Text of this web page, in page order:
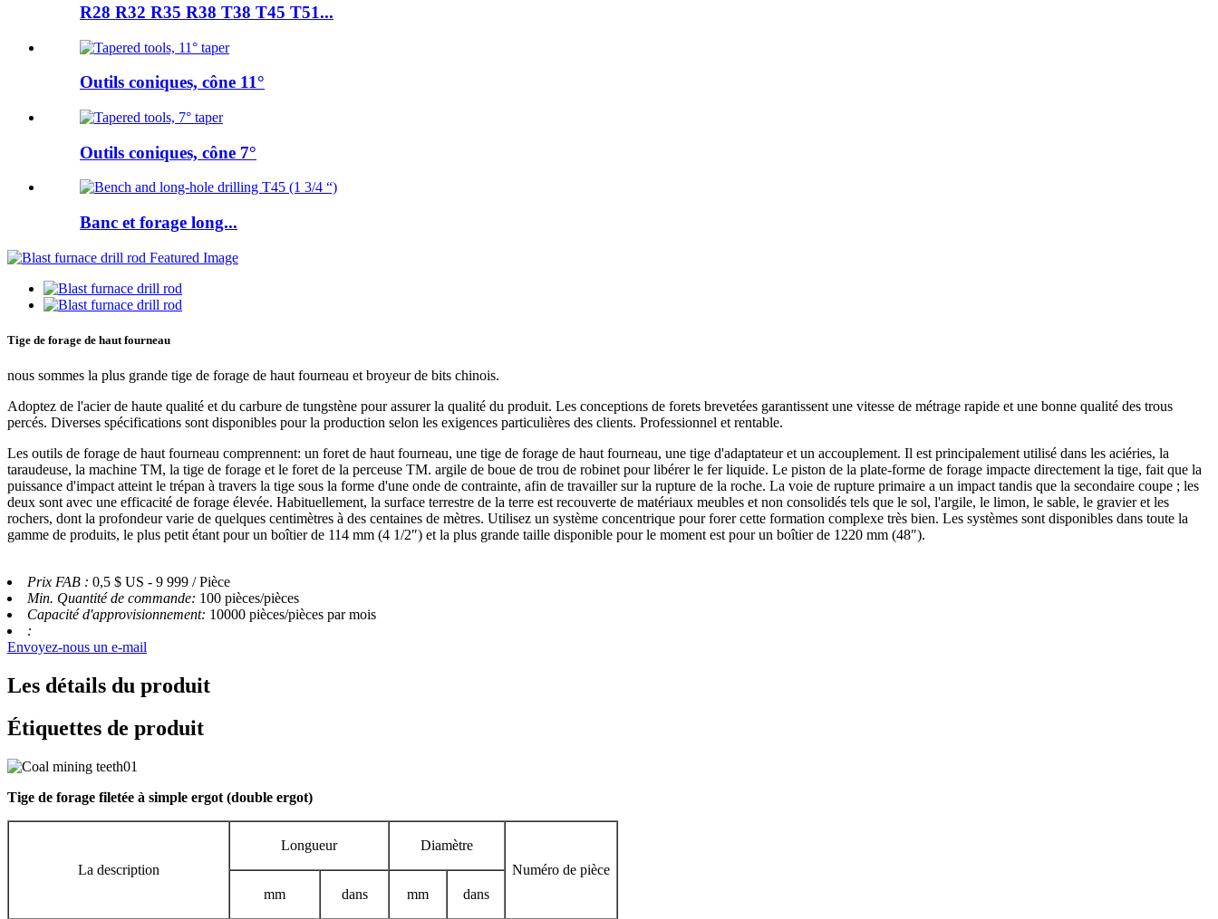
R28 R32 R35 R38 T38 T45 T51...
Outils coniques, cône 11°
Outils coniques, cône 7°
Banc et forage long...
Tige de forage de haut fourneau
nous sommes la plus grande tige de forage de haut fourneau et broyeur de bits chinois.
Adoptez de l'acier de haute qualité et du carbure de tungstène pour assurer la qualité du produit. Les conceptions de forets brevetées garantissent une vitesse de métrage rapide et une bonne qualité des trous
percés. Diverses spécifications sont disponibles pour la production selon les exigences particulières des clients. Professionnel et rentable.
Les outils de forage de haut fourneau comprennent: un foret de haut fourneau, une tige de forage de haut fourneau, une tige d'adaptateur et un accouplement. Il est principalement utilisé dans les aciéries, la
taraudeuse, la machine TM, la tige de forage et le foret de la perceuse TM. argile de boue de trou de robinet pour libérer le fer liquide. Le piston de la plate-forme de forage impacte directement la tige, fait que la
puissance d'impact atteint le trépan à travers la tige sous la forme d'une onde de contrainte, afin de travailler sur la rupture de la roche. La voie de rupture primaire a un impact tandis que la secondaire coupe ; les
deux sont avec une efficacité de forage élevée. Habituellement, la surface terrestre de la terre est recouverte de matériaux meubles et non consolidés tels que le sol, l'argile, le limon, le sable, le gravier et les
rochers, dont la profondeur varie de quelques centimètres à des centaines de mètres. Utilisez un système concentrique pour forer cette formation complexe très bien. Les systèmes sont disponibles dans toute la
gamme de produits, le plus petit étant pour un boîtier de 114 mm (4 1/2″) et la plus grande taille disponible pour le moment est pour un boîtier de 1220 mm (48″).
Prix ​​FAB : 0,5 $ US - 9 999 / Pièce
Min. Quantité de commande: 100 pièces/pièces
Capacité d'approvisionnement: 10000 pièces/pièces par mois
:
Envoyez-nous un e-mail
Les détails du produit
Étiquettes de produit
Tige de forage filetée à simple ergot (double ergot)
La description
Longueur
Diamètre
Numéro de pièce
mm
dans mm dans